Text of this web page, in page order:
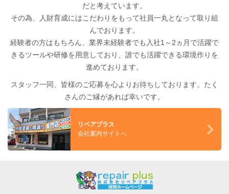
だと考えています。
その為、人財育成にはこだわりをもって社員一丸となって取り組
んでおります。
経験者の方はもちろん、業界未経験者でも入社1～2ヵ月で活躍で
きるツールや研修を用意しており、誰でも活躍できる環境作りを
進めております。
スタッフ一同、皆様のご応募を心よりお待ちしております。たく
さんのご縁があれば幸いです。
リペアプラス
会社案内サイトへ